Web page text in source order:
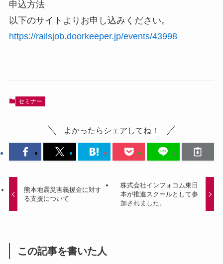
申込方法
以下のサイトよりお申し込みください。
https://railsjob.doorkeeper.jp/events/43998
セミナー
よかったらシェアしてね！
熊本地震災害義援金に対す
る支援について
株式会社インフォコム東日
本が推進スクールとして参
加されました。
この記事を書いた人